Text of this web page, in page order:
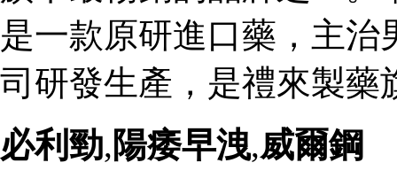
是一款原研進口藥，主
司研發生產，是禮來製藥
必利勁, 陽痿早洩,威爾鋼